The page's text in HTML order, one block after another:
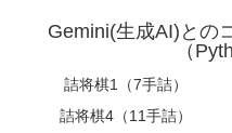
Gemini(生成AI)との
（
詰将棋1（7手詰）
詰将棋4（11手詰）